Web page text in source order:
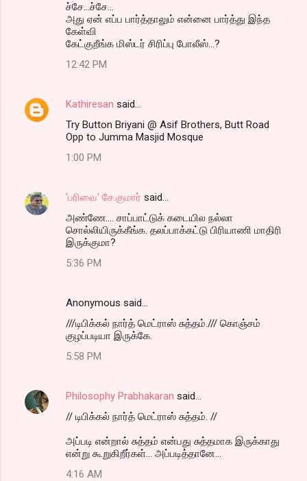
ச்சே...ச்சே...
அது ஏன் எப்ப பார்த்தாலும் என்னை பார்த்து இந்த
கேள்வி
கேட்குறீங்க மிஸ்டர் சிரிப்பு போலீஸ்...?
12:42 PM
Kathiresan said…
Try Button Briyani @ Asif Brothers, Butt Road
Opp to Jumma Masjid Mosque
1:00 PM
'பரிவை' சே.குமார் said…
அண்ணே.... சாப்பாட்டுக் கடையில நல்லா
சொல்லியிருக்கீங்க. தலப்பாக்கட்டு பிரியாணி மாதிரி
இருக்குமா?
5:36 PM
Anonymous said…
///டிபிக்கல் நார்த் மெட்ராஸ் சுத்தம்./// கொஞ்சம்
குழப்படியா இருக்கே.
5:58 PM
Philosophy Prabhakaran said…
// டிபிக்கல் நார்த் மெட்ராஸ் சுத்தம். //
அப்படி என்றால் சுத்தம் என்பது சுத்தமாக இருக்காது
என்று கூறுகிறீர்கள்... அப்படித்தானே...
4:16 AM